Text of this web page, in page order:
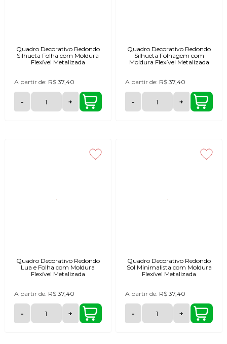
Quadro Decorativo Redondo
Silhueta Folha com Moldura
Flexível Metalizada
A partir de: R$ 37,40
- +
Quadro Decorativo Redondo
Silhueta Folhagem com
Moldura Flexível Metalizada
A partir de: R$ 37,40
- +
Quadro Decorativo Redondo
Lua e Folha com Moldura
Flexível Metalizada
A partir de: R$ 37,40
- +
Quadro Decorativo Redondo
Sol Minimalista com Moldura
Flexível Metalizada
A partir de: R$ 37,40
- +